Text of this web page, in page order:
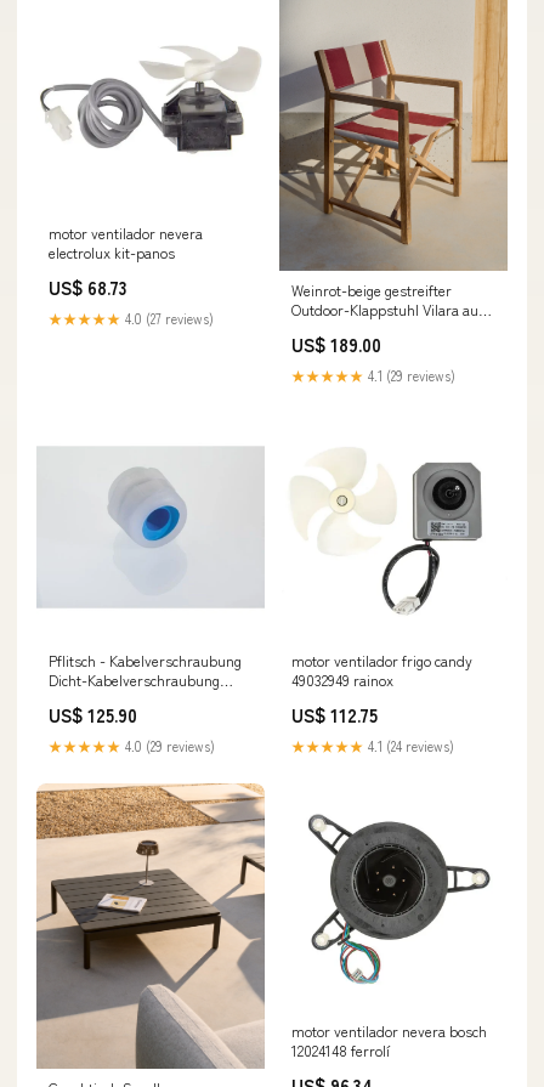
motor ventilador nevera
electrolux kit-panos
US$ 68.73
★★★★★ 4.0 (27 reviews)
Weinrot-beige gestreifter
Outdoor-Klappstuhl Vilara aus
FSC 100% live-04-05-25
US$ 189.00
★★★★★ 4.1 (29 reviews)
Pflitsch - Kabelverschraubung
Dicht-Kabelverschraubung
50 Stück daikin klimagerät
US$ 125.90
★★★★★ 4.0 (29 reviews)
motor ventilador frigo candy
49032949 rainox
US$ 112.75
★★★★★ 4.1 (24 reviews)
motor ventilador nevera bosch
12024148 ferrolí